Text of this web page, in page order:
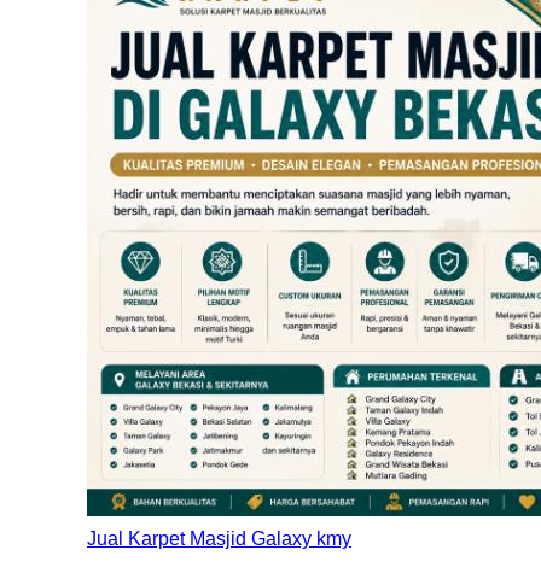
Jual Karpet Masjid Galaxy kmy